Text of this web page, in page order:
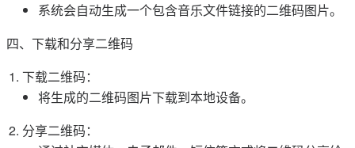
系统会自动生成一个包含音乐文件链接的二维码图片。
四、下载和分享二维码
下载二维码：
将生成的二维码图片下载到本地设备。
分享二维码：